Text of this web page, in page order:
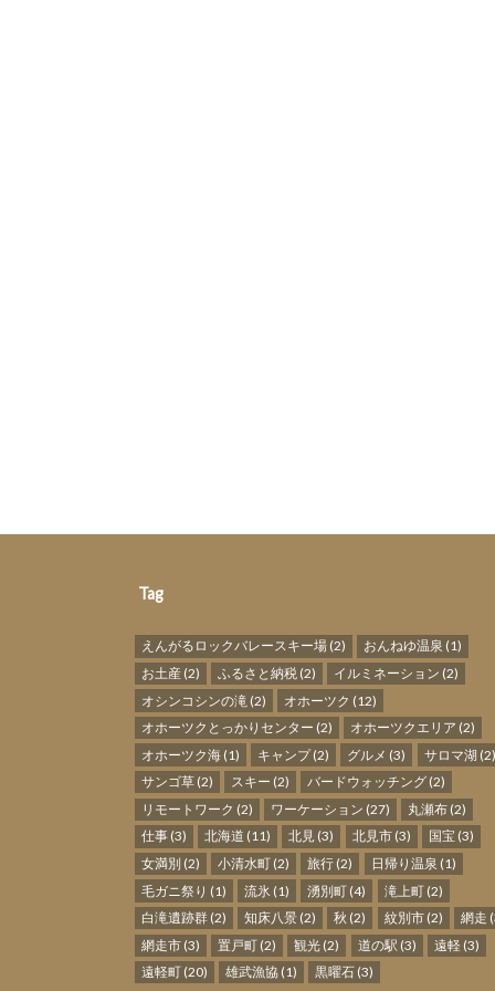
Tag
えんがるロックバレースキー場 (2) おんねゆ温泉 (1)
お土産 (2) ふるさと納税 (2) イルミネーション (2)
オシンコシンの滝 (2) オホーツク (12)
オホーツクとっかりセンター (2) オホーツクエリア (2)
オホーツク海 (1) キャンプ(2) グルメ (3) サロマ湖 (2)
サンゴ草 (2) スキー (2) バードウォッチング (2)
リモートワーク (2) ワーケーション (27) 丸瀬布 (2)
仕事 (3) 北海道 (11) 北見 (3) 北見市(3) 国宝 (3)
女満別 (2) 小清水町 (2) 旅行 (2) 日帰り温泉 (1)
毛ガニ祭り (1) 流氷 (1) 湧別町 (4) 滝上町(2)
白滝遺跡群 (2) 知床八景 (2) 秋 (2) 紋別市(2) 網走
網走市 (3) 置戸町 (2) 観光 (2) 道の駅 (3) 遠軽 (3)
遠軽町 (20) 雄武漁協 (1) 黒曜石 (3)